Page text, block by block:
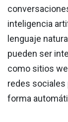
inteligencia
lenguaje
pueden ser
como sitios
redes sociales
forma